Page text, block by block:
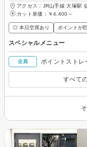
アクセス：JR山手線 大塚
カット単価： ￥4,400～
◎ 本日空席あり ポイントが
スペシャルメニュー
全員 ポイントストレ
すべて